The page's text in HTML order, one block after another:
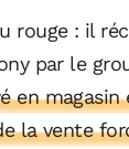
rouge : il
par le
en
la vente